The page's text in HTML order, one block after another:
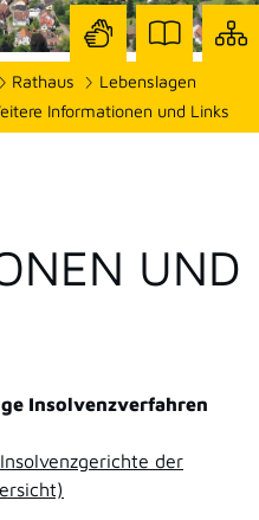
Rathaus
Lebenslagen
Informationen und Links
Seite
mit
Seite
mit
UND
Insolvenzverfahren
der